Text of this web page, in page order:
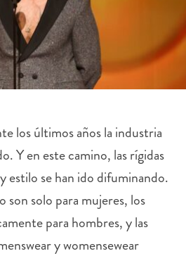
los últimos años la industria
Y en este camino, las rígidas
estilo se han ido difuminando.
son solo para mujeres, los
para hombres, y las
y womensewear